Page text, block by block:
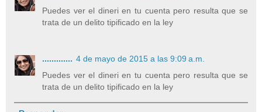
Puedes ver el dineri en tu cuenta pero resulta que se
trata de un delito tipificado en la ley
............. 4 de mayo de 2015 a las 9:09 a.m.
Puedes ver el dineri en tu cuenta pero resulta que se
trata de un delito tipificado en la ley